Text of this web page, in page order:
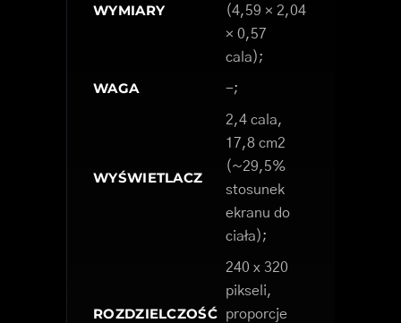
WYMIARY
(4,59 × 2,04
× 0,57
cala);
WAGA -;
WYŚWIETLACZ
2,4 cala,
17,8 cm2
(~29,5%
stosunek
ekranu do
ciała);
ROZDZIELCZOŚĆ
240 x 320
pikseli,
proporcje